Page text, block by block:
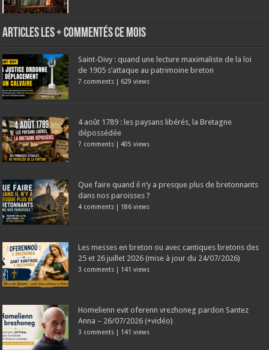
Articles les + commentés ce mois
Saint-Divy : quand une lecture maximaliste de la loi
de 1905 s’attaque au patrimoine breton
7 comments 629 views
4 août 1789 : les paysans libérés, la Bretagne
dépossédée
7 comments |405 views
Que faire quand il n’y a presque plus de bretonnants
dans nos paroisses ?
4 comments 186 views
Les messes en breton ou avec cantiques bretons des
25 et 26 juillet 2026 (mise à jour du 24/07/2026)
3 comments 141 views
Homelienn evit oferenn vrezhoneg pardon Santez
Anna – 26/07/2026 (+vidéo)
3 comments 141 views